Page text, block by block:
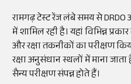
रामगढ़ टेस्ट रेंज लंबे समय से DRDO
में शामिल रही है। यहां विभिन्न
और रक्षा तकनीकों का परीक्षण
रक्षा अनुसंधान स्थलों में माना
सैन्य परीक्षण संपन्न होते हैं।